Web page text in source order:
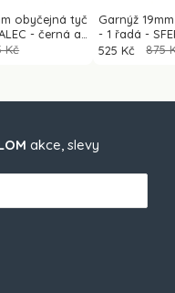
obyčejná tyč
- černá a
Kč
Garnýž
- 1 řadá -
bílá
525 Kč 875
akce, slevy